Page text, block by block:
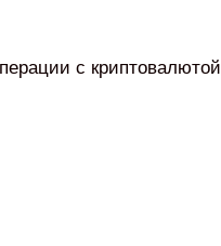
с криптовалютой